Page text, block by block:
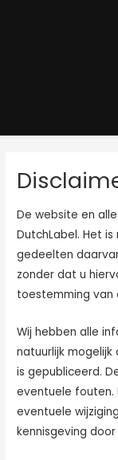
De website en
DutchLabel. Het
gedeelten
zonder dat u
toestemming van
Wij hebben alle
natuurlijk
is gepubliceerd.
eventuele fouten.
eventuele
kennisgeving